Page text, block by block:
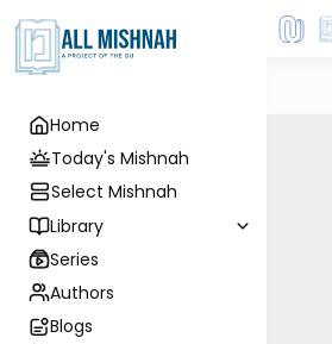
Home
Today's Mishnah
Select Mishnah
Library
Series
Authors
Blogs